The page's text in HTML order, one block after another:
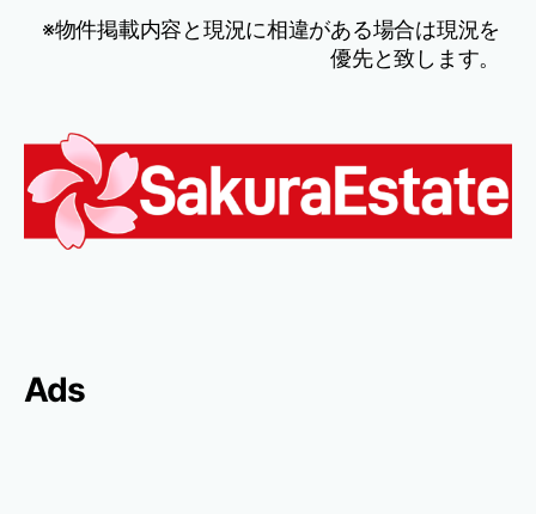
※物件掲載内容と現況に相違がある場合は現況を
優先と致します。
Ads